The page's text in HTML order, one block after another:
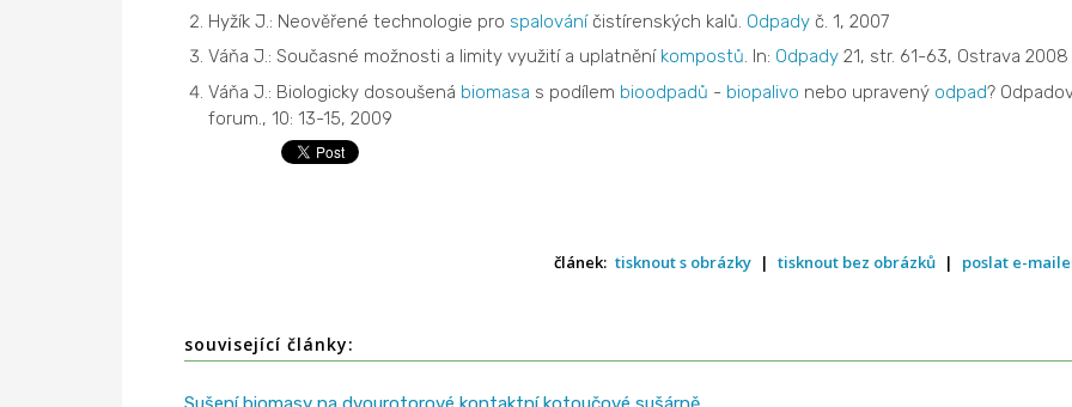
Hyžík J.: Neověřené technologie pro spalováníčistírenských kalů. Odpadyč. 1, 2007
Váňa J.: Současné možnosti a limity využití a uplatnění kompostů. In: Odpady21, str. 61-63, Ostrava 2008
Váňa J.: Biologicky dosoušená biomasa s podílem bioodpadů - biopalivo nebo upravený odpad?
forum., 10: 13-15, 2009
článek: tisknout s obrázky | tisknout bez obrázků | poslat e-
související články: